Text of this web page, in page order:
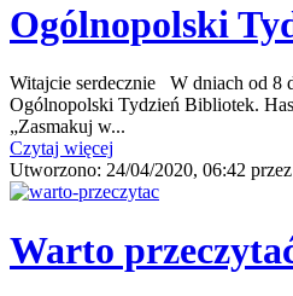
Ogólnopolski
Witajcie serdecznie W dniach od 8
Ogólnopolski Tydzień Bibliotek.
„Zasmakuj w...
Czytaj więcej
Utworzono: 24/04/2020, 06:42 przez
Warto